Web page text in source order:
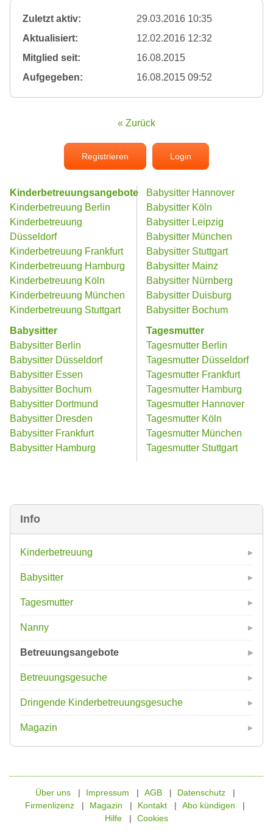
Info
Kinderbetreuung
Babysitter
Tagesmutter
Nanny
Betreuungsangebote
Betreuungsgesuche
Dringende Kinderbetreuungsgesuche
Magazin
Zuletzt aktiv:
29.03.2016 10:35
Aktualisiert:
12.02.2016 12:32
Mitglied seit:
16.08.2015
Aufgegeben:
16.08.2015 09:52
« Zurück
Registrieren Login
Kinderbetreuungsangebote
Kinderbetreuung Berlin
Kinderbetreuung
Düsseldorf
Kinderbetreuung Frankfurt
Kinderbetreuung Hamburg
Kinderbetreuung Köln
Kinderbetreuung München
Kinderbetreuung Stuttgart
Babysitter
Babysitter Berlin
Babysitter Düsseldorf
Babysitter Essen
Babysitter Bochum
Babysitter Dortmund
Babysitter Dresden
Babysitter Frankfurt
Babysitter Hamburg
Babysitter Hannover
Babysitter Köln
Babysitter Leipzig
Babysitter München
Babysitter Stuttgart
Babysitter Mainz
Babysitter Nürnberg
Babysitter Duisburg
Babysitter Bochum
Tagesmutter
Tagesmutter Berlin
Tagesmutter Düsseldorf
Tagesmutter Frankfurt
Tagesmutter Hamburg
Tagesmutter Hannover
Tagesmutter Köln
Tagesmutter München
Tagesmutter Stuttgart
Über uns Impressum AGB
Datenschutz
Firmenlizenz
Magazin Kontakt
Abo kündigen
Hilfe
Cookies